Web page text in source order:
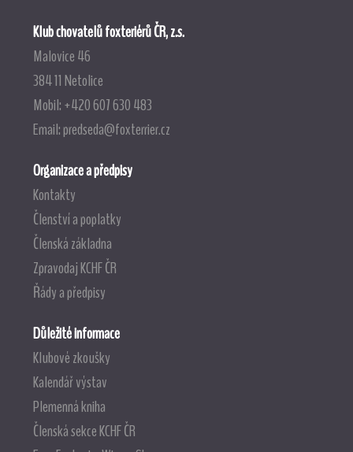
Klub chovatelů foxteriérů ČR, z.s.
Malovice 46
384 11 Netolice
Mobil: +420 607 630 483
Email:predseda@foxterrier.cz
Organizace a předpisy
Kontakty
Členství a poplatky
Členská základna
Zpravodaj KCHF ČR
Řády a předpisy
Důležité informace
Klubové zkoušky
Kalendář výstav
Plemenná kniha
Členská sekce KCHF ČR